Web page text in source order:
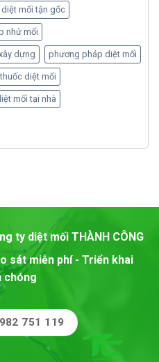
mối tận gốc
nhử mối
dựng phương pháp diệt mối
thuốc diệt mối
mối tại nhà
ty diệt mối THÀNH CÔNG
sát miễn phí - Triển khai
chóng
751 119